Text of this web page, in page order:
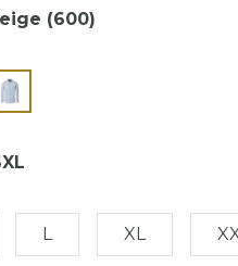
(600)
L XL